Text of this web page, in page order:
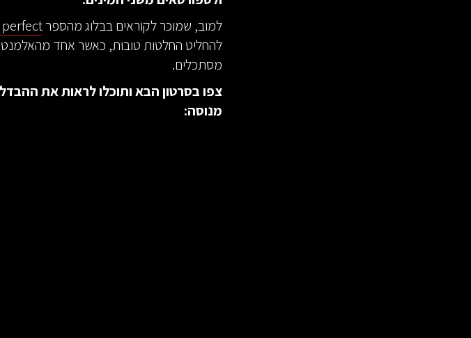
למוב, שמוכר לקוראים בבלוג מהספר
להחליט החלטות טובות, כאשר אחד
מסתכלים.
צפו בסרטון הבא ותוכלו לראות את
מנוסה: